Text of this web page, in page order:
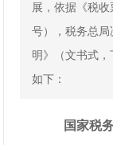
展，依据《税
号），税务总
明》（文书式
如下：
国家税